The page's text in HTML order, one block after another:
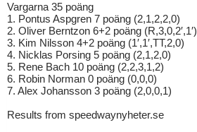
Vargarna 35 poäng
1. Pontus Aspgren 7 poäng (2,1,2,2,0)
2. Oliver Berntzon 6+2 poäng (R,3,0,2′,1′)
3. Kim Nilsson 4+2 poäng (1′,1′,TT,2,0)
4. Nicklas Porsing 5 poäng (2,1,2,0)
5. Rene Bach 10 poäng (2,2,3,1,2)
6. Robin Norman 0 poäng (0,0,0)
7. Alex Johansson 3 poäng (2,0,0,1)
Results from speedwaynyheter.se